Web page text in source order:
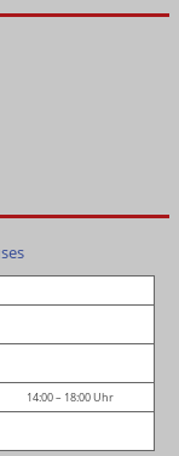
14:00 – 18:00 Uhr